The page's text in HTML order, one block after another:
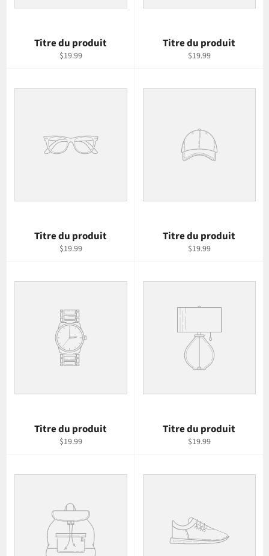
Titre du produit
$19.99
Titre du produit
$19.99
Titre du produit
$19.99
Titre du produit
$19.99
Titre du produit
$19.99
Titre du produit
$19.99